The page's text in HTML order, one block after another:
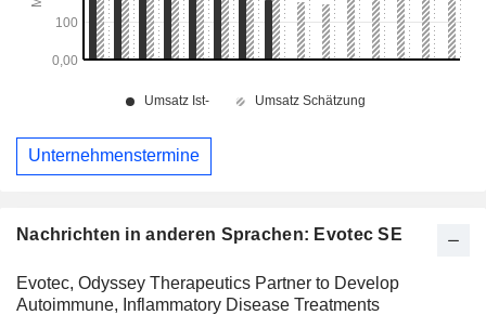
Nachrichten in anderen Sprachen: Evotec SE
Evotec, Odyssey Therapeutics Partner to Develop
Autoimmune, Inflammatory Disease Treatments
Unternehmenstermine